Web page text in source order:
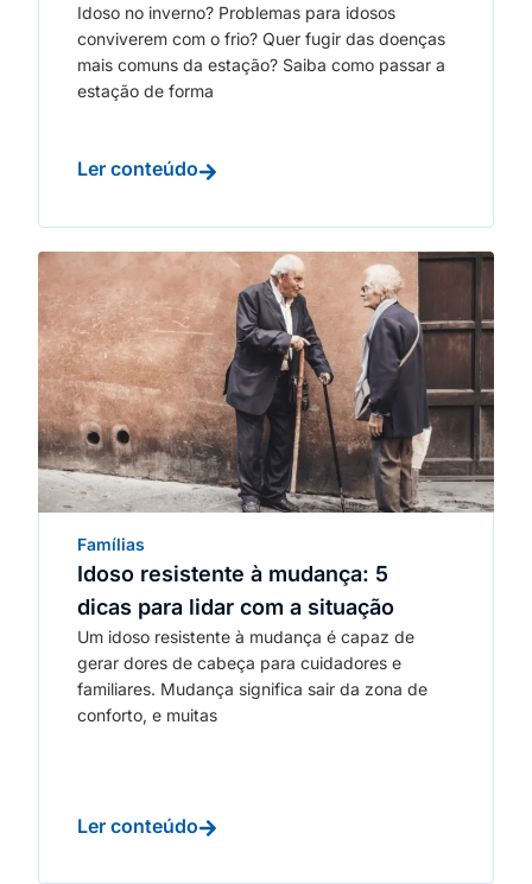
Idoso no inverno? Problemas para idosos
conviverem com o frio? Quer fugir das doenças
mais comuns da estação? Saiba como passar a
estação de forma
Ler conteúdo
Famílias
Idoso resistente à mudança: 5
dicas para lidar com a situação
Um idoso resistente à mudança é capaz de
gerar dores de cabeça para cuidadores e
familiares. Mudança significa sair da zona de
conforto, e muitas
Ler conteúdo